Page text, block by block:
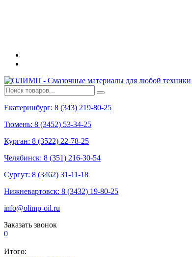
Екатеринбург: 8 (343) 219-80-25
Тюмень: 8 (3452) 53-34-25
Курган: 8 (3522) 22-78-25
Челябинск: 8 (351) 216-30-54
Сургут: 8 (3462) 31-11-18
Нижневартовск: 8 (3432) 19-80-25
info@olimp-oil.ru
Заказать звонок
0
Итого: